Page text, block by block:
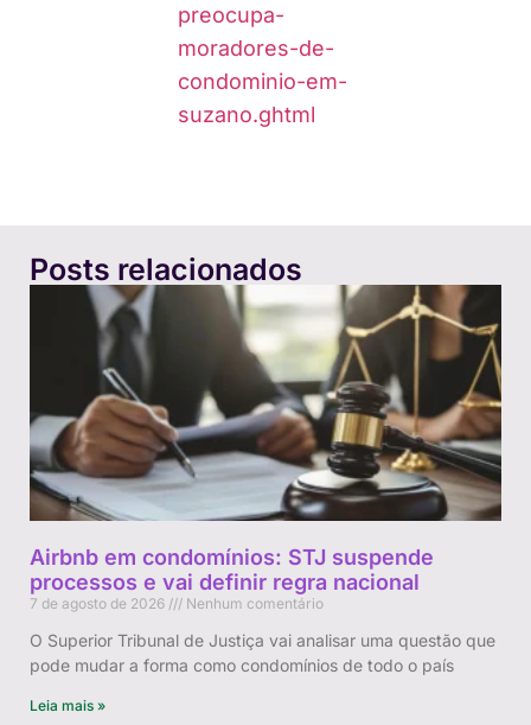
preocupa-
moradores-de-
condominio-em-
suzano.ghtml
Posts relacionados
Airbnb em condomínios: STJ suspende
processos e vai definir regra nacional
7 de agosto de 2026 Nenhum comentário
O Superior Tribunal de Justiça vai analisar uma questão que
pode mudar a forma como condomínios de todo o país
Leia mais »